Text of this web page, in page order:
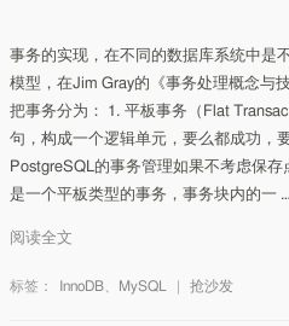
事务的实现，在不同的数据库系统中是
模型，在Jim Gray的《事务处理概念与
把事务分为： 1. 平板事务（Flat
句，构成一个逻辑单元，要么都成功，
PostgreSQL的事务管理如果不考虑保
是一个平板类型的事务，事务块内的一 …
阅读全文
标签： InnoDB MySQL 抢沙发